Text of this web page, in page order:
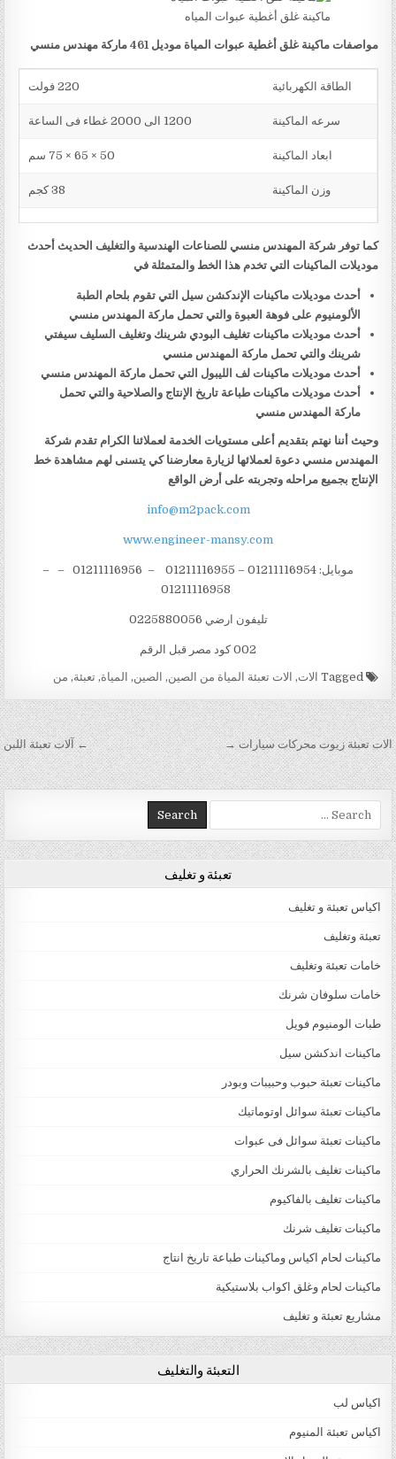
ماكينة غلق أغطية عبوات المياه
مواصفات ماكينة غلق أغطية عبوات المياة موديل 461 ماركة مهندس منسي
الطاقة الكهربائية 220 فولت
سرعه الماكينة 1200 الى 2000 غطاء فى الساعة
ابعاد الماكينة 50 × 65 × 75 سم
وزن الماكينة 38 كجم
كما توفر شركة المهندس منسي للصناعات الهندسية والتغليف الحديث أحدث
موديلات الماكينات التي تخدم هذا الخط والمتمثلة في
أحدث موديلات ماكينات الإندكشن سيل التي تقوم بلحام الطبة
الألومنيوم على فوهة العبوة والتي تحمل ماركة المهندس منسي
أحدث موديلات ماكينات تغليف البودي شرينك وتغليف السليف سيفتي
شرينك والتي تحمل ماركة المهندس منسي
أحدث موديلات ماكينات لف الليبول التي تحمل ماركة المهندس منسي
أحدث موديلات ماكينات طباعة تاريخ الإنتاج والصلاحية والتي تحمل
ماركة المهندس منسي
وحيث أننا نهتم بتقديم أعلى مستويات الخدمة لعملائنا الكرام تقدم شركة
المهندس منسي دعوة لعملائها لزيارة معارضنا كي يتسنى لهم مشاهدة خط
الإنتاج بجميع مراحله وتجربته على أرض الواقع
info@m2pack.com
www.engineer-mansy.com
موبايل: 01211116954 – 01211116955 – 01211116956 – –
تليفون ارضي 0225880056
002 كود مصر قبل الرقم
Tagged الات, الات تعبئة المياة من الصين, الصين, المياة,تعبئة, من
تصفّح المقالات ← آلات تعبئة اللبن الات تعبئة زيوت محركات سيارات →
Search for:
تعبئة و تغليف
اكياس تعبئة و تغليف
تعبئة وتغليف
خامات تعبئة وتغليف
خامات سلوفان شرنك
طبات الومنيوم فويل
ماكينات اندكشن سيل
ماكينات تعبئة حبوب وحبيبات وبودر
ماكينات تعبئة سوائل اوتوماتيك
ماكينات تعبئة سوائل فى عبوات
ماكينات تغليف بالشرنك الحراري
ماكينات تغليف بالفاكيوم
ماكينات تغليف شرنك
ماكينات لحام اكياس وماكينات طباعة تاريخ انتاج
ماكينات لحام وغلق اكواب بلاستيكية
مشاريع تعبئة و تغليف
التعبئة والتغليف
اكياس لب
اكياس تعبئة المنيوم